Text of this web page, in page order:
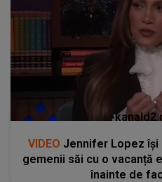
VIDEO Jennifer Lopez își
gemenii săi cu o vacanță
înainte de